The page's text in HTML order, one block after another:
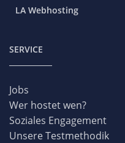
LA Webhosting
SERVICE
Jobs
Wer hostet wen?
Soziales Engagement
Unsere Testmethodik